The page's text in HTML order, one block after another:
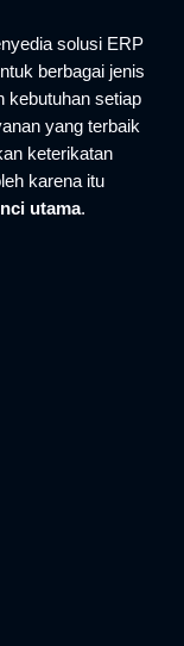
solusi ERP
berbagai jenis
kebutuhan setiap
yang terbaik
keterikatan
karena itu
utama.